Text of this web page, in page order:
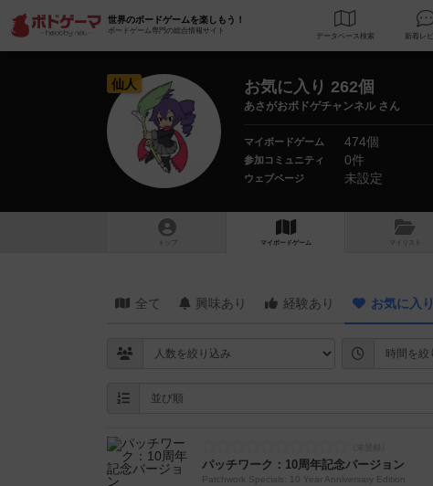
世界のボードゲームを楽しもう！
ボードゲーム専門の総合情報サイト
データベース 検索
仙人 お気に入り 262個
あさがおボドゲチャンネル さん
マイボードゲーム 474個
参加コミュニティ 0件
ウェブページ 未設定
トップ マイボードゲーム マイリスト
全て 興味あり 経験あり お気に入り
パッチワーク：10周年記念バージョン
Patchwork Specials: 10 Year Anniversary Edition